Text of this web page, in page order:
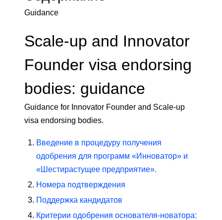
Guidance
Scale-up and Innovator
Founder visa endorsing
bodies: guidance
Guidance for Innovator Founder and Scale-up
visa endorsing bodies.
Введение в процедуру получения
одобрения для программ «Инноватор» и
«Шестирастущее предприятие».
Номера подтверждения
Поддержка кандидатов
Критерии одобрения основателя-новатора: